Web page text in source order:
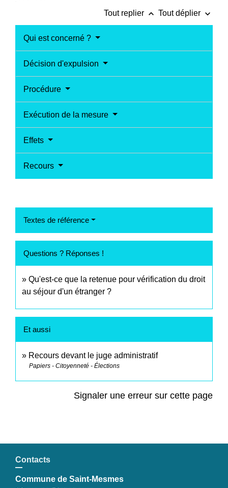
Tout replier keyboard_arrow_up Tout déplier keyboard_arrow_down
Qui est concerné ?
Décision d'expulsion
Procédure
Exécution de la mesure
Effets
Recours
Textes de référence
Questions ? Réponses !
Qu'est-ce que la retenue pour vérification du droit
au séjour d'un étranger ?
Et aussi
Recours devant le juge administratif
Papiers - Citoyenneté - Élections
Signaler une erreur sur cette page
Contacts
Commune de Saint-Mesmes